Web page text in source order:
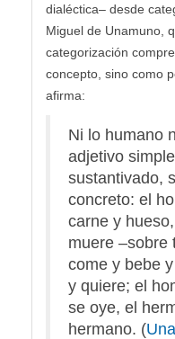
dialéctica– desde
Miguel de Unamuno,
categorización
concepto, sino como
afirma:
Ni lo humano
adjetivo
sustantivado,
concreto: el
carne y
muere –sobre
come y bebe
y quiere; el
se oye, el
hermano. (